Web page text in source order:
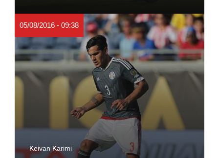
05/08/2016 - 09:38
Keivan Karimi